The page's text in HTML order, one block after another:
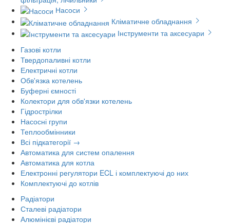
Насоси
Кліматичне обладнання
Інструменти та аксесуари
Газові котли
Твердопаливні котли
Електричні котли
Обв'язка котелень
Буферні ємності
Колектори для обв'язки котелень
Гідрострілки
Насосні групи
Теплообмінники
Всі підкатегорії →
Автоматика для систем опалення
Автоматика для котла
Електронні регулятори ECL і комплектуючі до них
Комплектуючі до котлів
Радіатори
Сталеві радіатори
Алюмінієві радіатори